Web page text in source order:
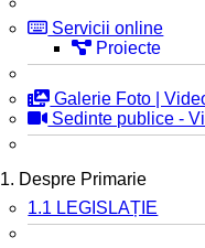
Servicii online
Proiecte
Galerie Foto |
Sedinte publice -
1. Despre Primarie
1.1 LEGISLAȚIE